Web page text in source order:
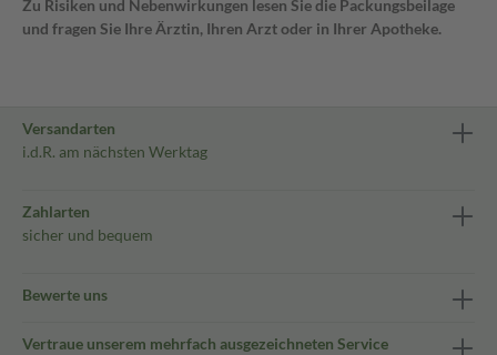
Zu Risiken und Nebenwirkungen lesen Sie die Packungsbeilage
und fragen Sie Ihre Ärztin, Ihren Arzt oder in Ihrer Apotheke.
Versandarten
i.d.R. am nächsten Werktag
Zahlarten
sicher und bequem
Bewerte uns
Vertraue unserem mehrfach ausgezeichneten Service